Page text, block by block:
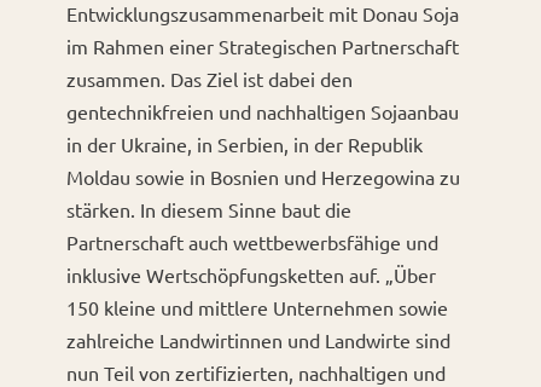
Entwicklungszusammenarbeit mit Donau Soja
im Rahmen einer Strategischen Partnerschaft
zusammen. Das Ziel ist dabei den
gentechnikfreien und nachhaltigen Sojaanbau
in der Ukraine, in Serbien, in der Republik
Moldau sowie in Bosnien und Herzegowina zu
stärken. In diesem Sinne baut die
Partnerschaft auch wettbewerbsfähige und
inklusive Wertschöpfungsketten auf. „Über
150 kleine und mittlere Unternehmen sowie
zahlreiche Landwirtinnen und Landwirte sind
nun Teil von zertifizierten, nachhaltigen und